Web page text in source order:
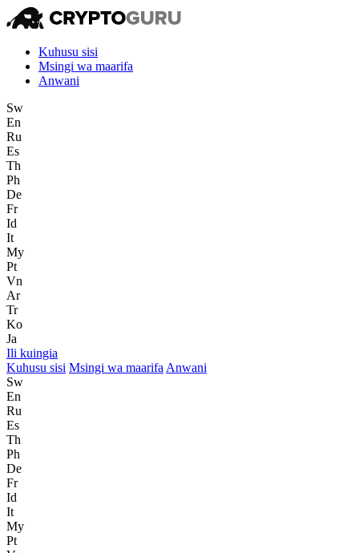
Kuhusu sisi
Msingi wa maarifa
Anwani
Sw
En
Ru
Es
Th
Ph
De
Fr
Id
It
My
Pt
Vn
Ar
Tr
Ko
Ja
Ili kuingia
Kuhusu sisi Msingi wa maarifa Anwani
Sw
En
Ru
Es
Th
Ph
De
Fr
Id
It
My
Pt